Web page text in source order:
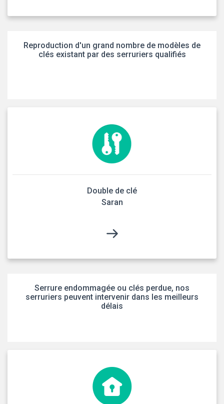
Reproduction d'un grand nombre de modèles de
clés existant par des serruriers qualifiés
Double de clé
Saran
Serrure endommagée ou clés perdue, nos
serruriers peuvent intervenir dans les meilleurs
délais